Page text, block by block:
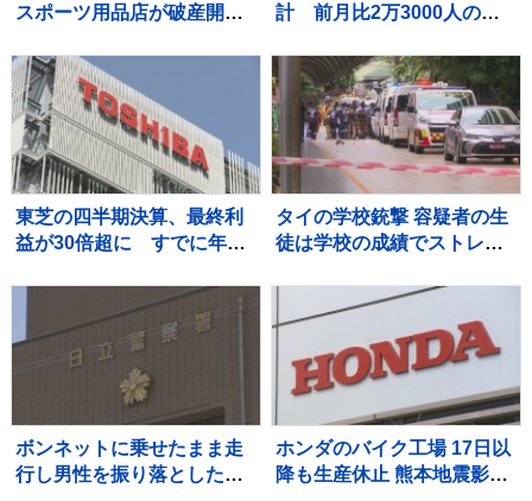
スポーツ用品店が破産開始
超える売上高も…大手との
競争やコロナ禍の影響で赤
字に 福井市 【東京商工リサ
ーチ】
計 前月比2万3000人の減
東芝の四半期決算、最終利
益が30倍超に すでに年間
タイの学校銃撃 容疑者の生
徒は学校の成績でストレス
ボンネットに乗せたまま走
行し男性を振り落とした疑
ホンダのバイク工場 17日以
降も生産休止 熊本地震影響